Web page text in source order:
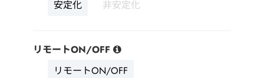
安定化
非安定化
リモートON/OFF
リモートON/OFF